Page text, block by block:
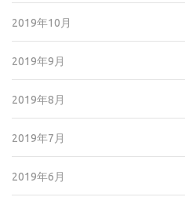
2019年10月
2019年9月
2019年8月
2019年7月
2019年6月